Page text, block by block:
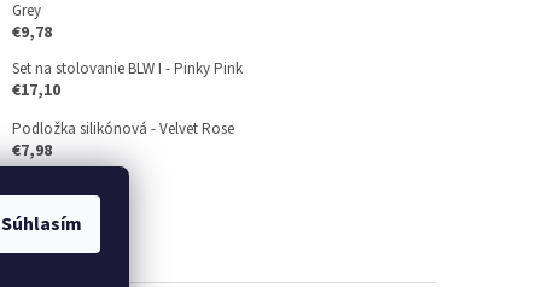
Súhlasím
Grey
€9,78
Set na stolovanie BLW I - Pinky Pink
€17,10
Podložka silikónová - Velvet Rose
€7,98